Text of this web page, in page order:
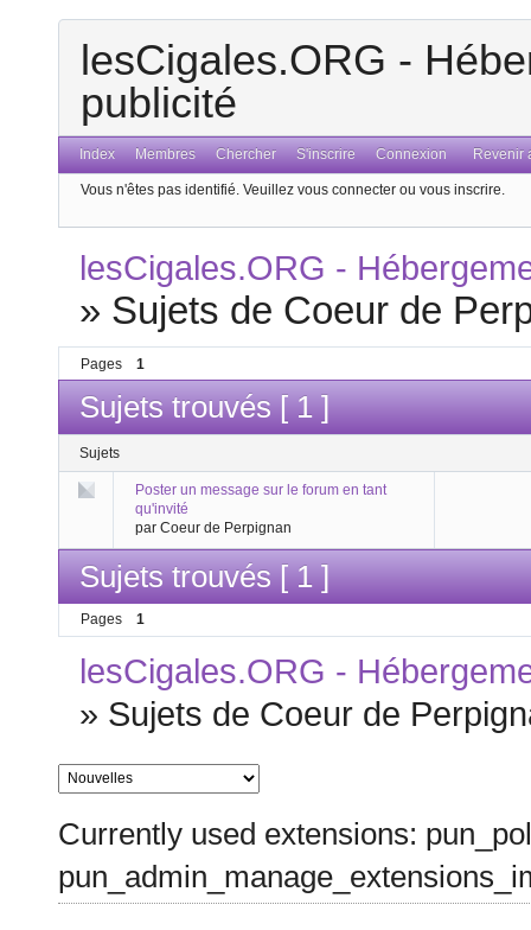
lesCigales.ORG -
publicité
Index Membres Chercher S'inscrire Connexion Revenir
Vous n'êtes pas identifié. Veuillez vous connecter ou vous inscrire.
lesCigales.ORG -
» Sujets de Coeur de
Pages 1
Sujets trouvés [ 1 ]
Sujets
Poster un message sur le forum en tant
qu'invité
par Coeur de Perpignan
Sujets trouvés [ 1 ]
Pages 1
lesCigales.ORG -
» Sujets de Coeur de
Currently used extensions: